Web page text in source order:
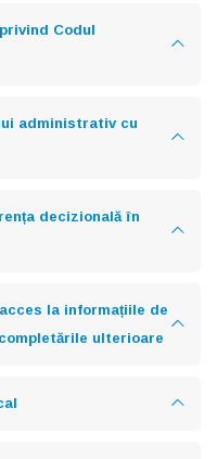
Codul
administrativ cu
decizională în
la informațiile de
ulterioare